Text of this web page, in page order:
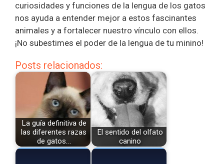
curiosidades y funciones de la lengua de los gatos
nos ayuda a entender mejor a estos fascinantes
animales y a fortalecer nuestro vínculo con ellos.
¡No subestimes el poder de la lengua de tu minino!
Posts relacionados:
La guía definitiva de
las diferentes razas
de gatos…
El sentido del olfato
canino